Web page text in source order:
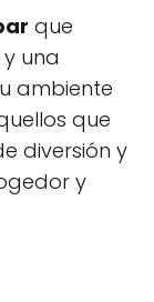
que
una
ambiente
que
diversión y
y